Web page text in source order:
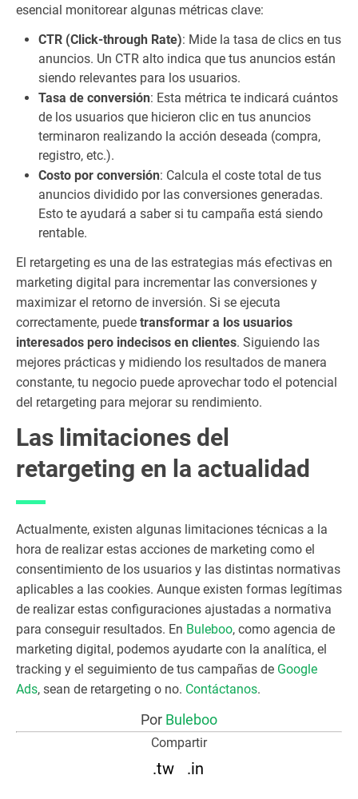
esencial monitorear algunas métricas clave:
CTR (Click-through Rate): Mide la tasa de clics en tus
anuncios. Un CTR alto indica que tus anuncios están
siendo relevantes para los usuarios.
Tasa de conversión: Esta métrica te indicará cuántos
de los usuarios que hicieron clic en tus anuncios
terminaron realizando la acción deseada (compra,
registro, etc.).
Costo por conversión: Calcula el coste total de tus
anuncios dividido por las conversiones generadas.
Esto te ayudará a saber si tu campaña está siendo
rentable.
El retargeting es una de las estrategias más efectivas en
marketing digital para incrementar las conversiones y
maximizar el retorno de inversión. Si se ejecuta
correctamente, puede transformar a los usuarios
interesados pero indecisos en clientes. Siguiendo las
mejores prácticas y midiendo los resultados de manera
constante, tu negocio puede aprovechar todo el potencial
del retargeting para mejorar su rendimiento.
Las limitaciones del
retargeting en la actualidad
Actualmente, existen algunas limitaciones técnicas a la
hora de realizar estas acciones de marketing como el
consentimiento de los usuarios y las distintas normativas
aplicables a las cookies. Aunque existen formas legítimas
de realizar estas configuraciones ajustadas a normativa
para conseguir resultados. En Buleboo, como agencia de
marketing digital, podemos ayudarte con la analítica, el
tracking y el seguimiento de tus campañas de Google
Ads, sean de retargeting o no. Contáctanos.
Por Buleboo
Compartir
.tw .in